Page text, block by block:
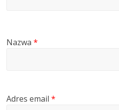
Nazwa*
Adres email*